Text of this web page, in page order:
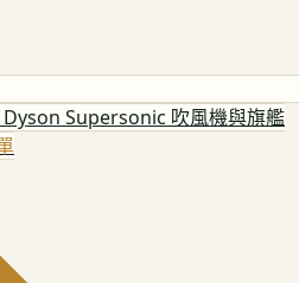
Supersonic 吹風機與旗艦